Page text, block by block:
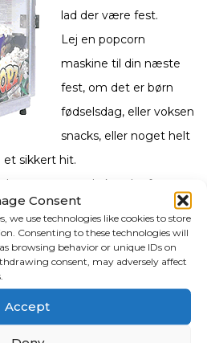
Consent
we use technologies like cookies to store
Consenting to these technologies will
browsing behavior or unique IDs on
consent, may adversely affect
Accept
lad der være fest.
Lej en popcorn
maskine til din næste
fest, om det er børn
fødselsdag, eller voksen
snacks, eller noget helt
et sikkert hit.
smag som du kender fra
majs, og kokus olie.
popcorn du behøver, og enten
popcorn bægere.
betjene, og laver hurtigt popcorn
indbygget, så dine popcorn